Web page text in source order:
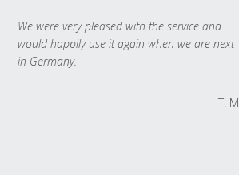
We were very pleased with the service and
would happily use it again when we are next
in Germany.
T. M.